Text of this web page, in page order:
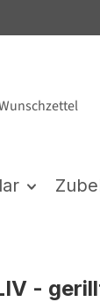
-